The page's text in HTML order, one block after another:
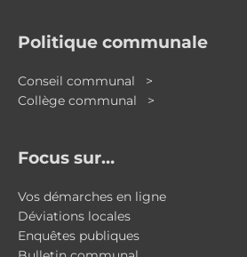
Politique communale
Conseil communal >
Collège communal >
Focus sur…
Vos démarches en ligne
Déviations locales
Enquêtes publiques